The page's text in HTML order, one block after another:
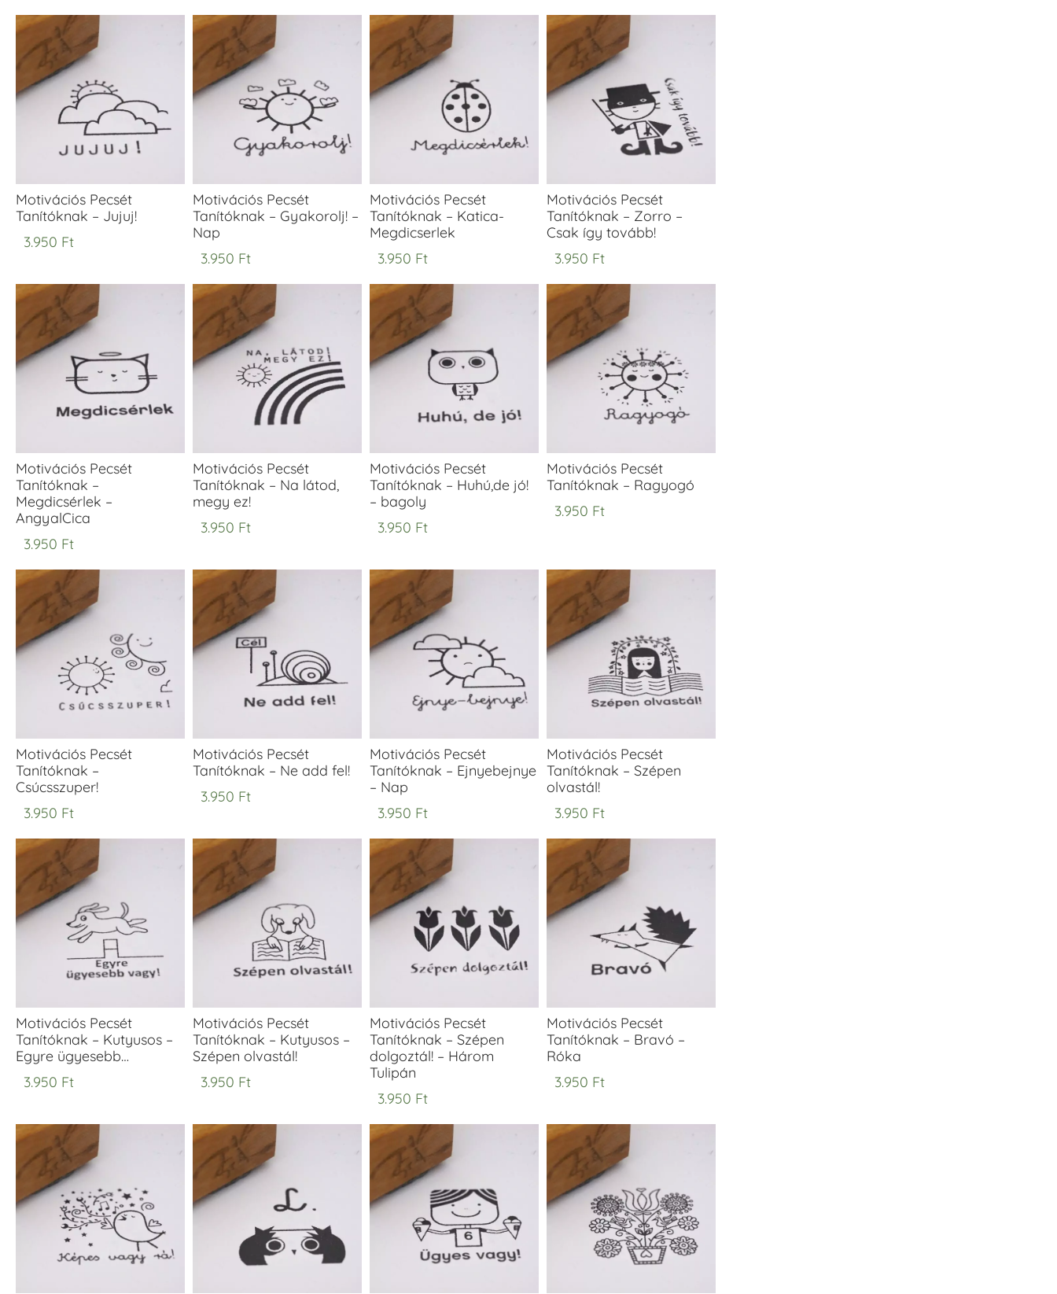
Motivációs Pecsét
Tanítóknak – Jujuj!
3.950 Ft
Motivációs Pecsét
Tanítóknak – Gyakorolj! –
Nap
3.950 Ft
Motivációs Pecsét
Tanítóknak – Katica-
Megdicserlek
3.950 Ft
Motivációs Pecsét
Tanítóknak – Zorro –
Csak így tovább!
3.950 Ft
Motivációs Pecsét
Tanítóknak –
Megdicsérlek –
AngyalCica
3.950 Ft
Motivációs Pecsét
Tanítóknak – Na látod,
megy ez!
3.950 Ft
Motivációs Pecsét
Tanítóknak – Huhú,de jó!
– bagoly
3.950 Ft
Motivációs Pecsét
Tanítóknak – Ragyogó
3.950 Ft
Motivációs Pecsét
Tanítóknak –
Csúcsszuper!
3.950 Ft
Motivációs Pecsét
Tanítóknak – Ne add fel!
3.950 Ft
Motivációs Pecsét
Tanítóknak – Ejnyebejnye
– Nap
3.950 Ft
Motivációs Pecsét
Tanítóknak – Szépen
olvastál!
3.950 Ft
Motivációs Pecsét
Tanítóknak – Kutyusos –
Egyre ügyesebb…
3.950 Ft
Motivációs Pecsét
Tanítóknak – Kutyusos –
Szépen olvastál!
3.950 Ft
Motivációs Pecsét
Tanítóknak – Szépen
dolgoztál! – Három
Tulipán
3.950 Ft
Motivációs Pecsét
Tanítóknak – Bravó –
Róka
3.950 Ft